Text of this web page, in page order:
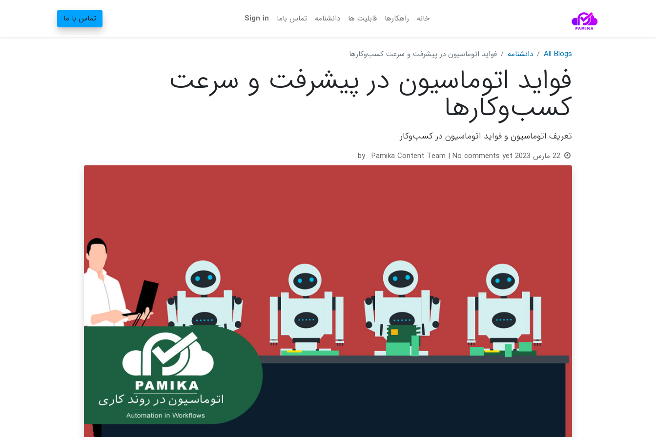
خانه راهکارها قابلیت ها دانشنامه تماس‌ باما Sign in تماس با ما
All Blogs دانشنامه‌ فواید اتوماسیون در پیشرفت و سرعت کسب‌وکارها
فواید اتوماسیون در پیشرفت و سرعت
کسب‌وکارها
تعریف اتوماسیون و فواید اتوماسیون در کسب‌وکار
22 مارس 2023 by Pamika Content Team | No comments yet